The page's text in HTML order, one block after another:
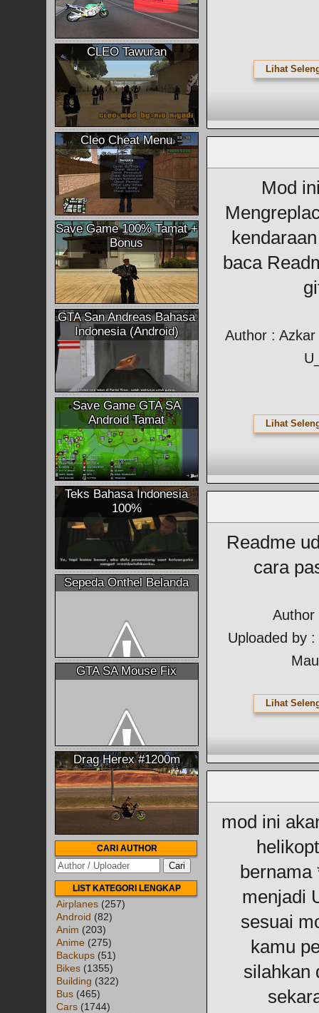
Lihat
Mod
baca
Author :
Lihat
Readme
cara
Author
Uploaded by
Lihat
mod ini
bernama
menjadi
sesuai
kamu
silahkan
CLEO Tawuran
Cleo Cheat Menu
Save Game 100% Tamat +
Bonus
GTA San Andreas Bahasa
Indonesia (Android)
Save Game GTA SA
Android Tamat
Teks Bahasa Indonesia
100%
Sepeda Onthel Belanda
GTA SA Mouse Fix
Drag Herex #1200m
CARI AUTHOR
LIST KATEGORI LENGKAP
Airplanes (257)
Android (82)
Anim (203)
Anime (275)
Backups (51)
Bikes (1355)
Building (322)
Bus (465)
Cars (1744)